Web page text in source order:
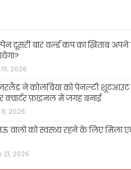
दूसरी बार वर्ल्ड कप का ख़िताब अपने
2026
ने कोलंबिया को पेनल्टी
क्वार्टर फ़ाइनल में जगह बनाई
2026
वालो को स्वस्थ्य रहने के लिए मिला
21, 2026